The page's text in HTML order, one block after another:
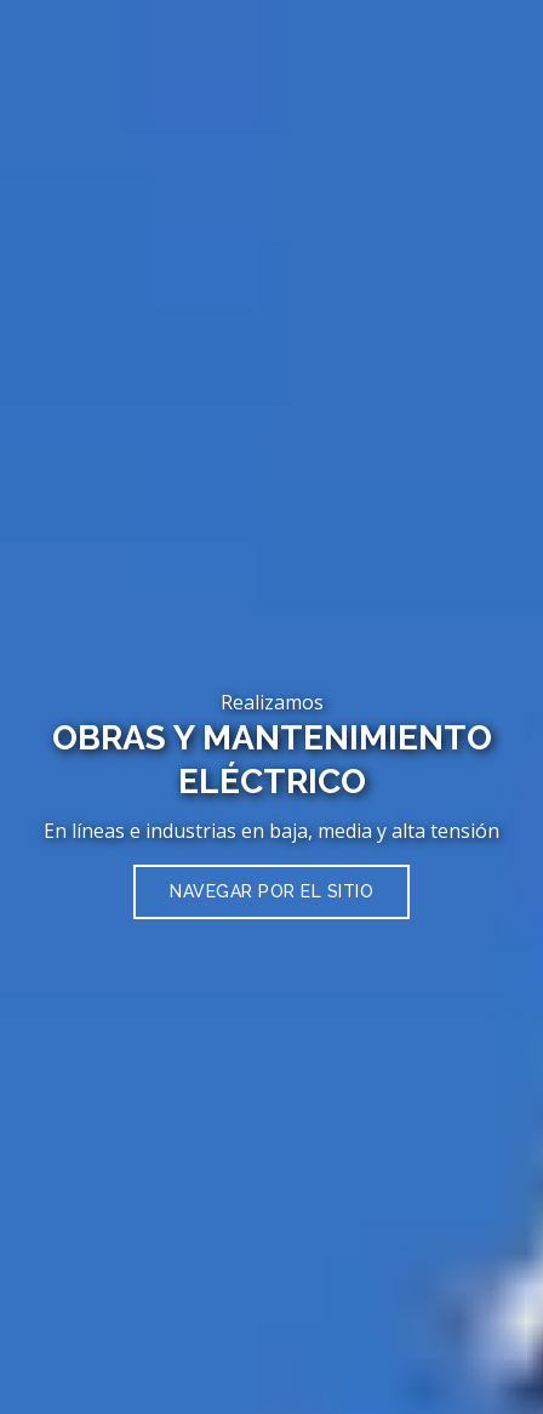
Realizamos
OBRAS Y MANTENIMIENTO
ELÉCTRICO
En líneas e industrias en baja, media y alta tensión
NAVEGAR POR EL SITIO